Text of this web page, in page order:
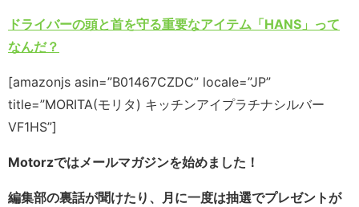
ドライバーの頭と首を守る重要なアイテム「HANS」って
なんだ？
[amazonjs asin=”B01467CZDC” locale=”JP”
title=”MORITA(モリタ) キッチンアイプラチナシルバー
VF1HS”]
Motorzではメールマガジンを始めました！
編集部の裏話が聞けたり、月に一度は抽選でプレゼントが